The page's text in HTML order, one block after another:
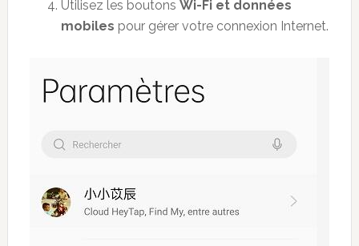
Utilisez les boutons Wi-Fi et données
mobiles pour gérer votre connexion Internet.